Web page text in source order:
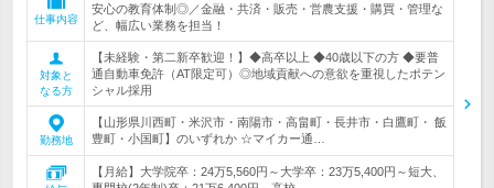
仕事内容
安心の教育体制◎／金融・共済・販売・営農支援・購買・管理な
ど、幅広い業務を担当！
対象と
なる方
【未経験・第二新卒歓迎！】◆高卒以上 ◆40歳以下の方 ◆要普
通自動車免許（AT限定可）◎地域貢献への意欲を重視したポテン
シャル採用
勤務地
【山形県川西町・米沢市・南陽市・高畠町・長井市・白鷹町・ 飯
豊町・小国町】のいずれか ☆マイカー通…
【月給】大学院卒：24万5,560円～大学卒：23万5,400円～短大、